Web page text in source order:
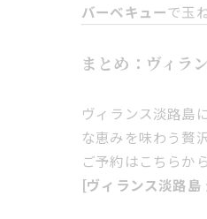
バーベキューで玉
まとめ：ヴィラ
ヴィランス淡路島
な恵みを味わう贅
ご予約はこちらか
[ヴィランス淡路